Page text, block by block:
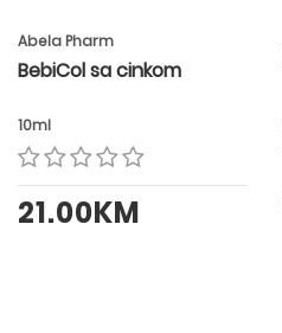
Abela Pharm
BebiCol sa cinkom
10ml
21.00KM